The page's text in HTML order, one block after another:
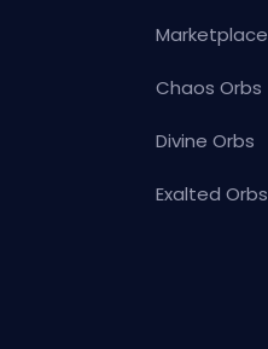
Marketplace
Chaos Orbs
Divine Orbs
Exalted Orbs